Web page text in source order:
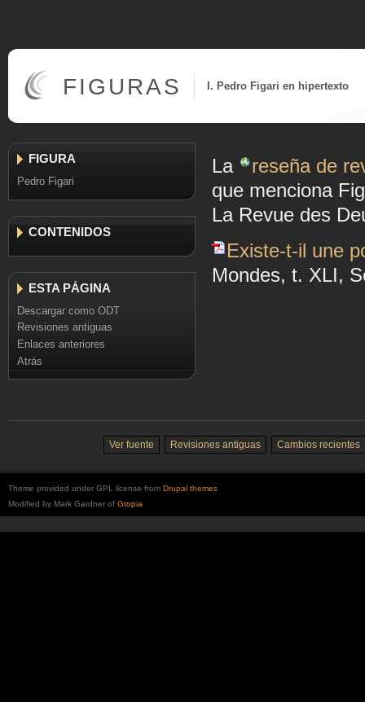
FIGURAS I. Pedro Figari en hipertexto
FIGURA
Pedro Figari
CONTENIDOS
ESTA PÁGINA
Descargar como ODT
Revisiones antiguas
Enlaces anteriores
Atrás
La
reseña de
que menciona
La Revue des
Existe-t-il une
Mondes, t. XLI,
Ver fuente Revisiones antiguas Cambios recientes
Theme provided under GPL license from Drupal themes
Modified by Mark Gardner of Gtopia